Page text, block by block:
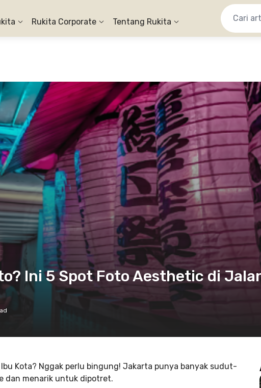
Rukita Corporate Tentang Rukita
Ini 5 Spot Foto Aesthetic di
Kota? Nggak perlu bingung! Jakarta punya banyak sudut-
dan menarik untuk dipotret.